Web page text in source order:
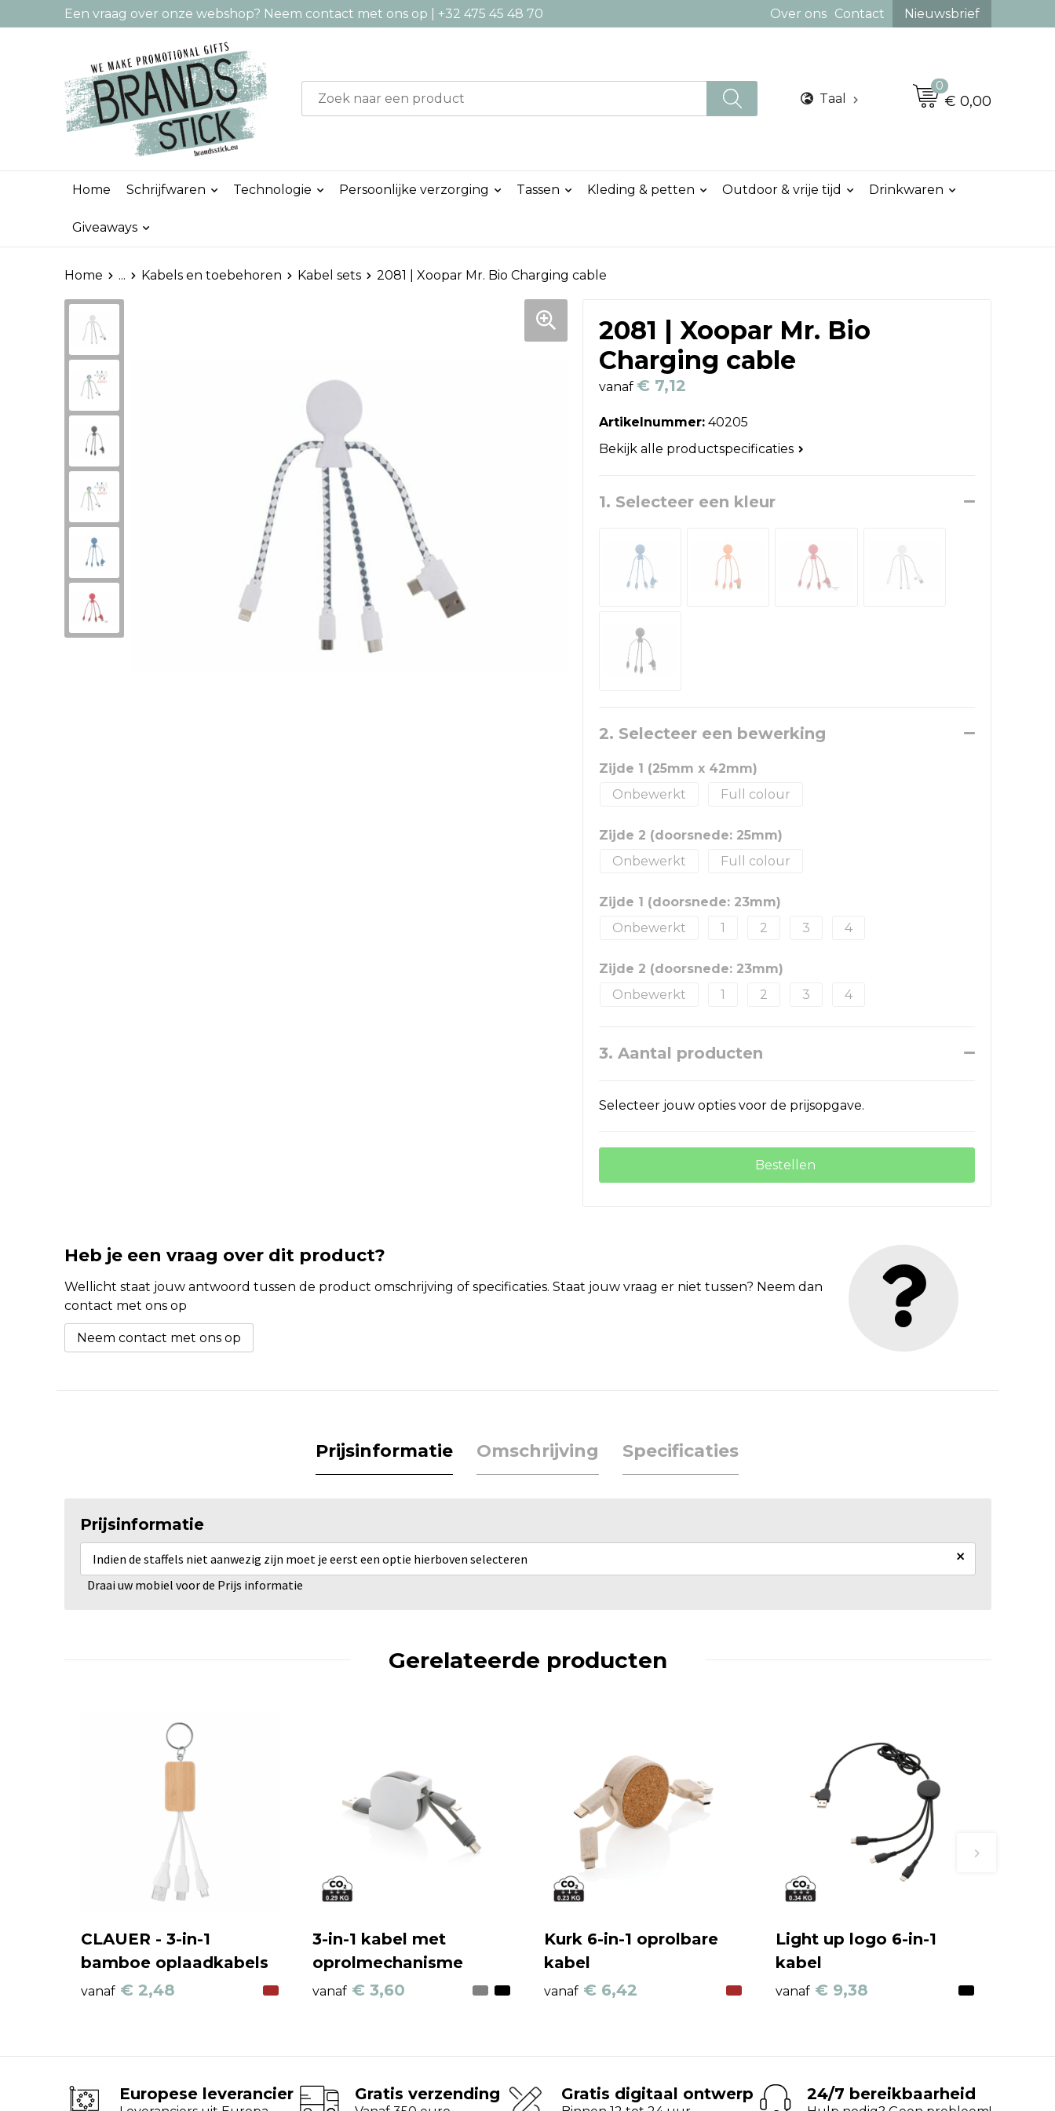
Een vraag over onze webshop? Neem contact met ons op | +32 475 45 48 70 Over ons Contact Nieuwsbrief
Taal
0
€ 0,00
Home Schrijfwaren Technologie Persoonlijke verzorging Tassen Kleding & petten Outdoor & vrije tijd Drinkwaren
Giveaways
Home ... Kabels en toebehoren Kabel sets 2081 | Xoopar Mr. Bio Charging cable
2081 | Xoopar Mr. Bio
Charging cable
vanaf € 7,12
Artikelnummer: 40205
Bekijk alle productspecificaties
1. Selecteer een kleur
2. Selecteer een bewerking
Zijde 1 (25mm x 42mm)
Onbewerkt
Full colour
Zijde 2 (doorsnede: 25mm)
Onbewerkt
Full colour
Zijde 1 (doorsnede: 23mm)
Onbewerkt
1 2 3 4
Zijde 2 (doorsnede: 23mm)
Onbewerkt
1 2 3 4
3. Aantal producten
Selecteer jouw opties voor de prijsopgave.
Bestellen
Heb je een vraag over dit product?
Wellicht staat jouw antwoord tussen de product omschrijving of specificaties. Staat jouw vraag er niet tussen? Neem dan
contact met ons op
Neem contact met ons op
Prijsinformatie Omschrijving Specificaties
Prijsinformatie
Indien de staffels niet aanwezig zijn moet je eerst een optie hierboven selecteren ×
Draai uw mobiel voor de Prijs informatie
Gerelateerde producten
CLAUER - 3-in-1
bamboe oplaadkabels
vanaf € 2,48
3-in-1 kabel met
oprolmechanisme
vanaf € 3,60
Kurk 6-in-1 oprolbare
kabel
vanaf € 6,42
Light up logo 6-in-1
kabel
vanaf € 9,38
Europese leverancier Gratis verzending Gratis digitaal ontwerp 24/7 bereikbaarheid